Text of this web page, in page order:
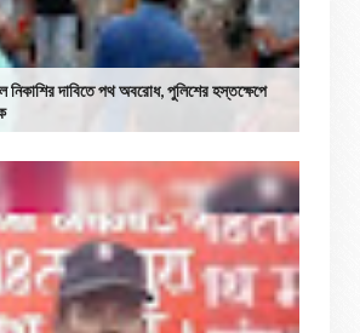
নিকাশির দাবিতে পথ অবরোধ, পুলিশের হস্তক্ষেপে